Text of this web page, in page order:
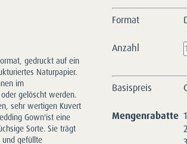
gedruckt auf ein
Naturpapier.
im
gelöscht werden.
sehr wertigen Kuvert
Gown'ist eine
Sorte. Sie trägt
und gefüllte
Format
Anzahl
Basispreis
Mengenrabatte